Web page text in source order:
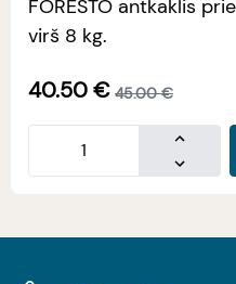
FORESTO antkaklis
virš 8 kg.
40.50€ 45.00 €